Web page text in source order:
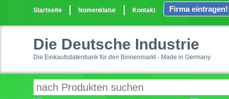
Startseite Nomenklatur Kontakt Firma eintragen!
Die Deutsche Industrie
Die Einkaufsdatenbank für den Binnenmarkt - Made in Germany